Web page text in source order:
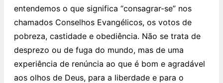
entendemos o que significa “consagrar-se” nos
chamados Conselhos Evangélicos, os votos de
pobreza, castidade e obediência. Não se trata de
desprezo ou de fuga do mundo, mas de uma
experiência de renúncia ao que é bom e agradável
aos olhos de Deus, para a liberdade e para o